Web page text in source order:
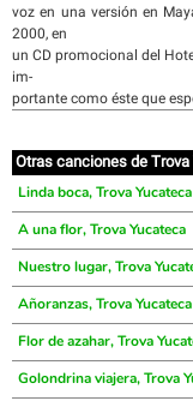
voz en una versión en
2000, en
un CD promocional del
im-
portante como éste que
Otras canciones de
Linda boca, Trova Yucateca
A una flor, Trova Yucateca
Nuestro lugar, Trova
Añoranzas, Trova Yucateca
Flor de azahar, Trova
Golondrina viajera, Trova